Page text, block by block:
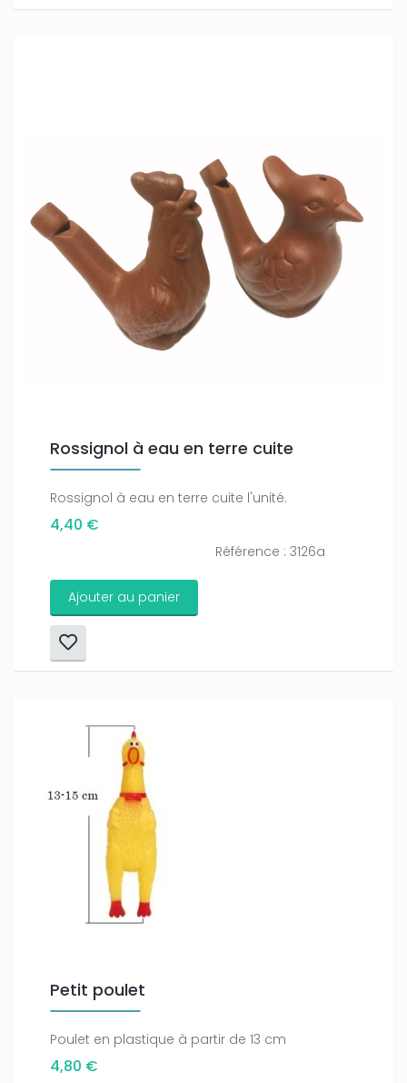
Rossignol à eau en terre cuite
Rossignol à eau en terre cuite l'unité.
4,40 €
Référence : 3126a
Ajouter au panier
Petit poulet
Poulet en plastique à partir de 13 cm
4,80 €